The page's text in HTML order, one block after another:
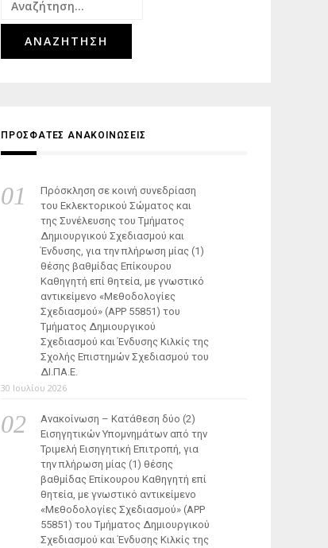
για:
ΠΡΟΣΦΑΤΕΣ ΑΝΑΚΟΙΝΩΣΕΙΣ
Πρόσκληση σε κοινή συνεδρίαση
του Εκλεκτορικού Σώματος και
της Συνέλευσης του Τμήματος
Δημιουργικού Σχεδιασμού και
Ένδυσης, για την πλήρωση μίας (1)
θέσης βαθμίδας Επίκουρου
Καθηγητή επί θητεία, με γνωστικό
αντικείμενο «Μεθοδολογίες
Σχεδιασμού» (ΑΡΡ 55851) του
Τμήματος Δημιουργικού
Σχεδιασμού και Ένδυσης Κιλκίς της
Σχολής Επιστημών Σχεδιασμού του
ΔΙ.ΠΑ.Ε.
30 Ιουλίου 2026
Ανακοίνωση – Κατάθεση δύο (2)
Εισηγητικών Υπομνημάτων από την
Τριμελή Εισηγητική Επιτροπή, για
την πλήρωση μίας (1) θέσης
βαθμίδας Επίκουρου Καθηγητή επί
θητεία, με γνωστικό αντικείμενο
«Μεθοδολογίες Σχεδιασμού» (ΑΡΡ
55851) του Τμήματος Δημιουργικού
Σχεδιασμού και Ένδυσης Κιλκίς της